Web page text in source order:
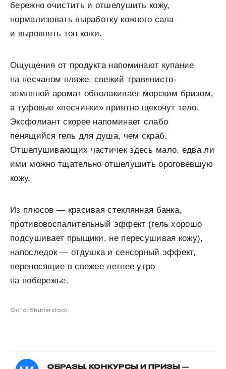
бережно очистить и отшелушить кожу,
нормализовать выработку кожного сала
и выровнять тон кожи.
Ощущения от продукта напоминают купание
на песчаном пляже: свежий травянисто-
земляной аромат обволакивает морским бризом,
а туфовые «песчинки» приятно щекочут тело.
Эксфолиант скорее напоминает слабо
пенящийся гель для душа, чем скраб.
Отшелушивающих частичек здесь мало, едва ли
ими можно тщательно отшелушить ороговевшую
кожу.
Из плюсов — красивая стеклянная банка,
противовоспалительный эффект (гель хорошо
подсушивает прыщики, не пересушивая кожу),
напоследок — отдушка и сенсорный эффект,
переносящие в свежее летнее утро
на побережье.
Фото: Shutterstock.
ОБРАЗЫ, КОНКУРСЫ И ПРИЗЫ —